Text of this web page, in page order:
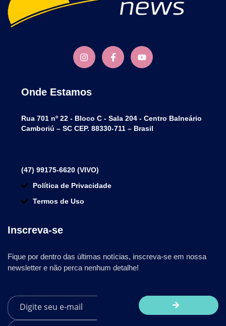
Onde Estamos
Rua 701 nº 22 - Bloco C - Sala 204 - Centro Balneário
Camboriú – SC CEP. 88330-711 – Brasil
(47) 99175-6620 (VIVO)
Política de Privacidade
Termos de Uso
Inscreva-se
Fique por dentro das últimas notícias, inscreva-se em nossa
newsletter e não perca nenhum detalhe!